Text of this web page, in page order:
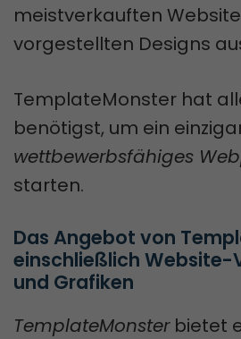
meistverkauften
vorgestellten Designs
TemplateMonster hat
benötigst, um ein
wettbewerbsfähiges
starten.
Das Angebot von
einschließlich Website-
und Grafiken
TemplateMonsterbietet